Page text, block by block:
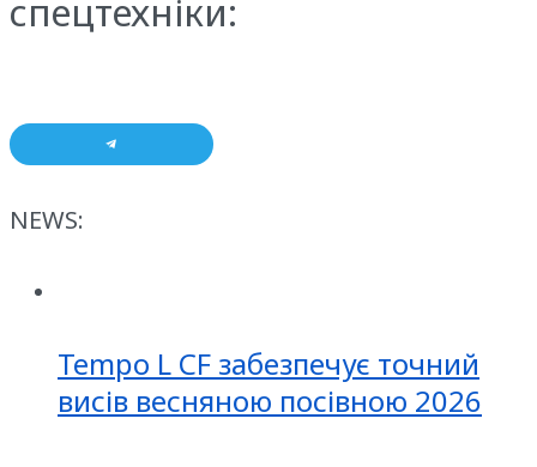
спецтехніки:
NEWS:
Tempo L CF забезпечує точний
висів весняною посівною 2026